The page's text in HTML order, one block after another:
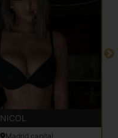
NICOL
Madrid capital